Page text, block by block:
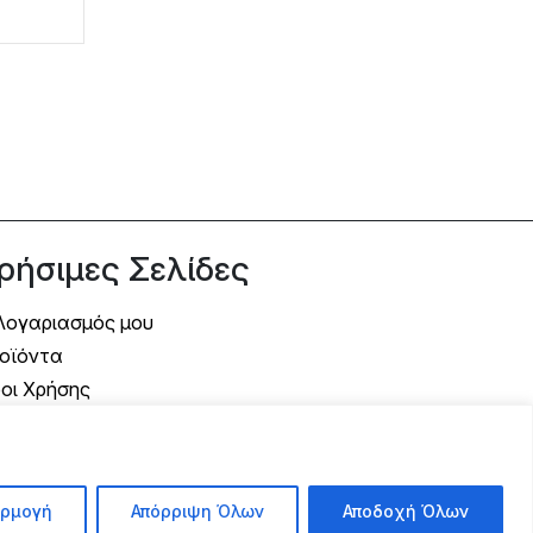
Απόρριψη Όλων Αποδοχή Όλων
Σελίδες
μου
Χρήσης
Επιστροφής